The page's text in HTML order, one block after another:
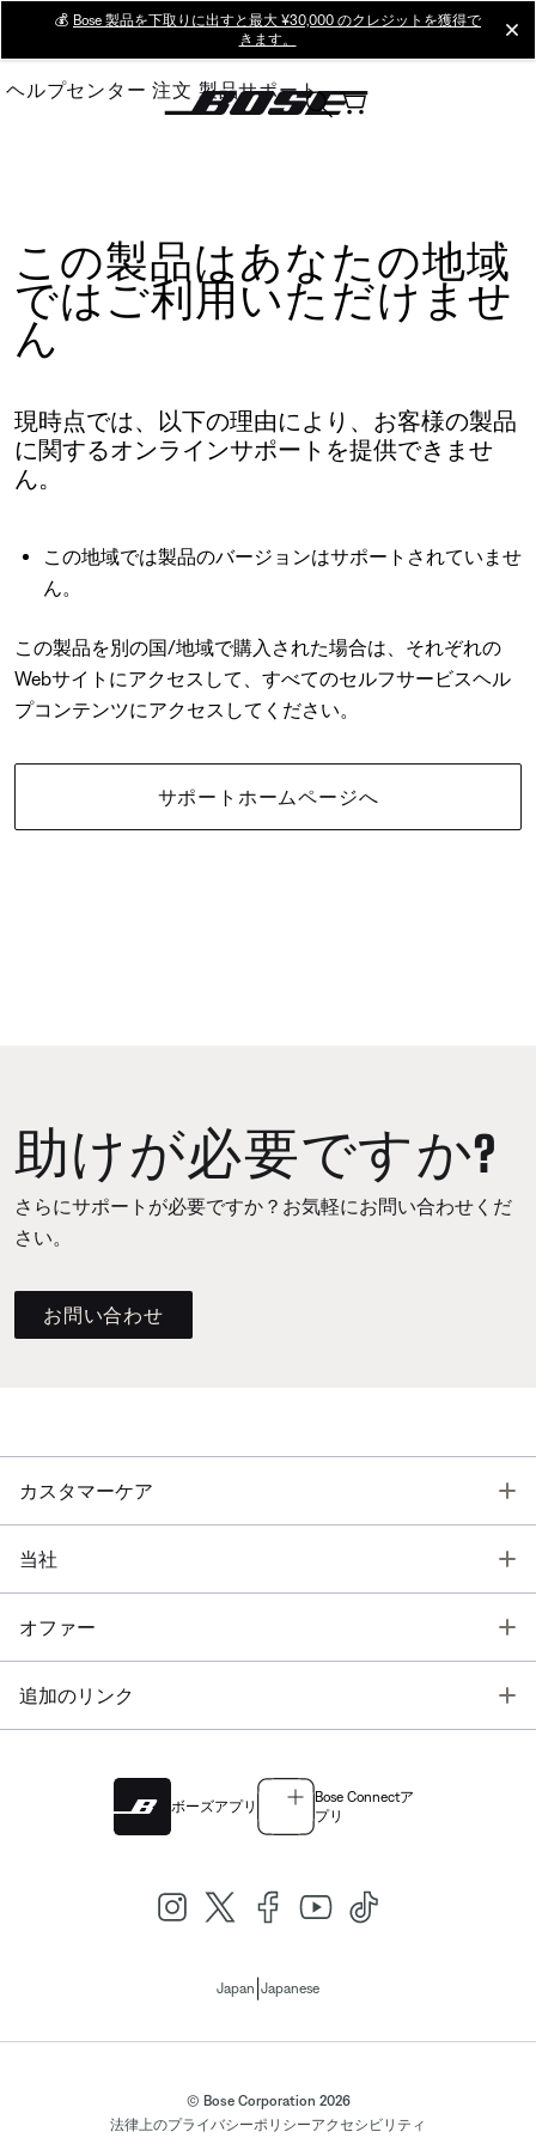
Main
💰 Bose 製品を下取りに出すと最大 ¥30,000 のクレジットを獲得で
きます。
ヘルプセンター 注文 製品サポート
この製品はあなたの地域
ではご利用いただけませ
ん
現時点では、以下の理由により、お客様の製品
に関するオンラインサポートを提供できませ
ん。
この地域では製品のバージョンはサポートされていませ
ん。
この製品を別の国/地域で購入された場合は、それぞれの
Webサイトにアクセスして、すべてのセルフサービスヘル
プコンテンツにアクセスしてください。
サポートホームページへ
助けが必要ですか?
さらにサポートが必要ですか？お気軽にお問い合わせくだ
さい。
お問い合わせ
カスタマーケア
当社
オファー
追加のリンク
ボーズアプリ
Bose Connectア
プリ
Japan Japanese
© Bose Corporation 2026
法律上のプライバシーポリシーアクセシビリティ